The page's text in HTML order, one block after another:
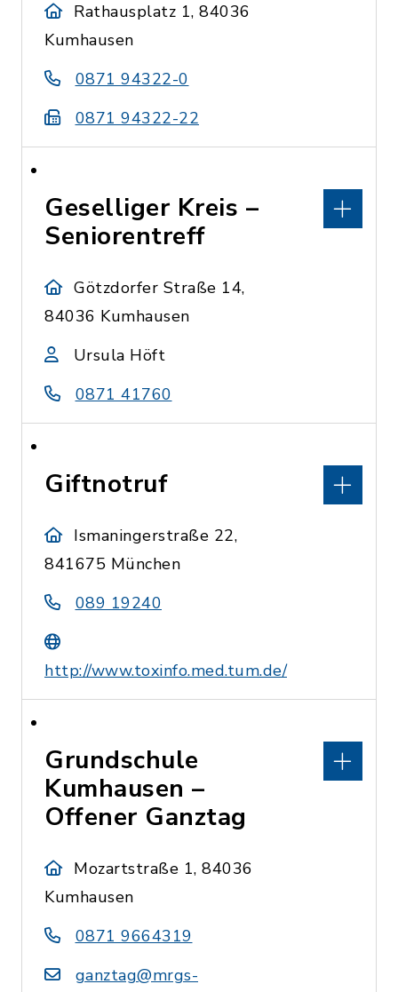
Rathausplatz 1, 84036
Kumhausen
0871 94322-0
0871 94322-22
Geselliger Kreis –
Seniorentreff
Götzdorfer Straße 14,
84036 Kumhausen
Ursula Höft
0871 41760
Giftnotruf
Ismaningerstraße 22,
841675 München
089 19240
http://www.toxinfo.med.tum.de/
Grundschule
Kumhausen –
Offener Ganztag
Mozartstraße 1, 84036
Kumhausen
0871 9664319
ganztag@mrgs-